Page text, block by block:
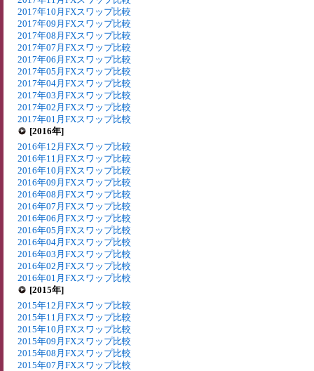
2017年10月FXスワップ比較
2017年09月FXスワップ比較
2017年08月FXスワップ比較
2017年07月FXスワップ比較
2017年06月FXスワップ比較
2017年05月FXスワップ比較
2017年04月FXスワップ比較
2017年03月FXスワップ比較
2017年02月FXスワップ比較
2017年01月FXスワップ比較
[2016年]
2016年12月FXスワップ比較
2016年11月FXスワップ比較
2016年10月FXスワップ比較
2016年09月FXスワップ比較
2016年08月FXスワップ比較
2016年07月FXスワップ比較
2016年06月FXスワップ比較
2016年05月FXスワップ比較
2016年04月FXスワップ比較
2016年03月FXスワップ比較
2016年02月FXスワップ比較
2016年01月FXスワップ比較
[2015年]
2015年12月FXスワップ比較
2015年11月FXスワップ比較
2015年10月FXスワップ比較
2015年09月FXスワップ比較
2015年08月FXスワップ比較
2015年07月FXスワップ比較